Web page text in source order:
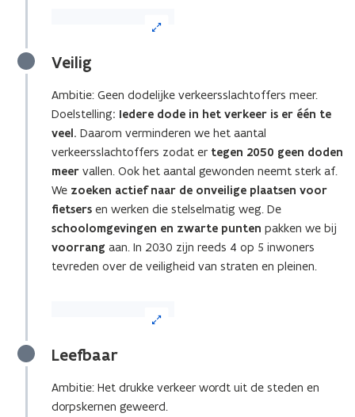
afbeelding
een
vergrote
weergave)
Veilig
Ambitie: Geen dodelijke verkeersslachtoffers meer.
afbeelding
een
vergrote
Doelstelling: Iedere dode in het verkeer is er één te
veel. Daarom verminderen we het aantal
verkeersslachtoffers zodat er tegen 2050 geen doden
meer vallen. Ook het aantal gewonden neemt sterk af.
We zoeken actief naar de onveilige plaatsen voor
fietsers en werken die stelselmatig weg. De
schoolomgevingen en zwarte punten pakken we bij
voorrang aan. In 2030 zijn reeds 4 op 5 inwoners
tevreden over de veiligheid van straten en pleinen.
Leefbaar
Ambitie: Het drukke verkeer wordt uit de steden en
dorpskernen geweerd.